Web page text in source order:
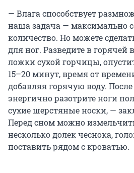
— Влага способствует
наша задача — максимально
количество. Но можете
для ног. Разведите в горячей
ложки сухой горчицы,
15–20 минут, время от
добавляя горячую воду.
энергично разотрите ноги
сухие шерстяные носки, —
Перед сном можно
несколько долек чеснока,
поставить рядом с кроватью.